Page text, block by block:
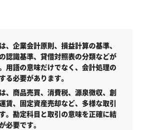
、企業会計原則、損益計算の基準、
認識基準、貸借対照表の分類などが
用語の意味だけでなく、会計処理の
る必要があります。
、商品売買、消費税、源泉徴収、創
賃、固定資産売却など、多様な取引
。勘定科目と取引の意味を正確に結
必要です。